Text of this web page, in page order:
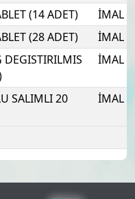
(14 ADET)
İMAL
(28 ADET)
İMAL
İMAL
SALIMLI 20
İMAL